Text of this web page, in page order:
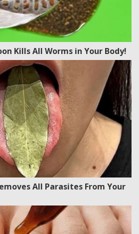
Kills All Worms in Your Body!
All Parasites From Your